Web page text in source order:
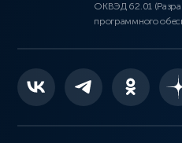
ОКВЭД 62.01
программного